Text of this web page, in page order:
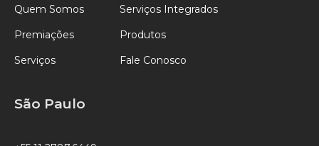
Quem Somos
Premiações
Serviços
Serviços Integrados
Produtos
Fale Conosco
São Paulo